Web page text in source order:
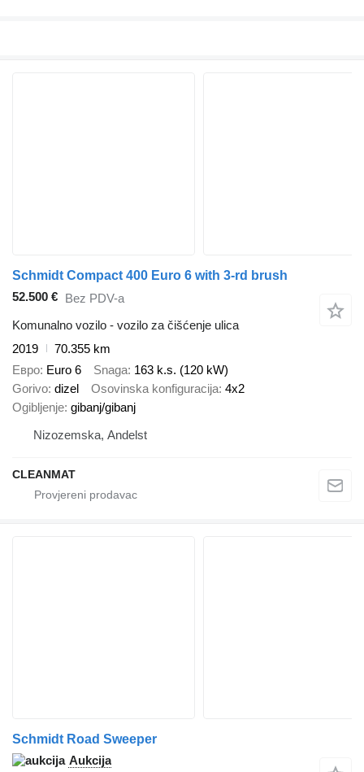
Schmidt Compact 400 Euro 6 with 3-rd brush
52.500 € Bez PDV-a
Komunalno vozilo - vozilo za čišćenje ulica
2019
70.355 km
Евро Euro 6 Snaga 163 k.s. (120 kW)
Gorivo dizel Osovinska konfiguracija 4x2
Ogibljenje gibanj/gibanj
Nizozemska, Andelst
CLEANMAT
Schmidt Road Sweeper
Aukcija